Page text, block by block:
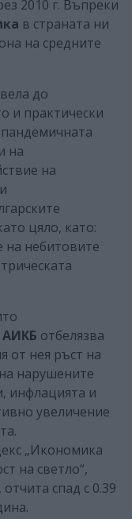
2010 г. Въпреки
в страната ни
на средните
до
и практически
на
на
цяло, като:
на небитовите
АИКБ отбелязва
от нея ръст на
нарушените
инфлацията и
увеличение
„Икономика
на светло“,
спад с 0.39